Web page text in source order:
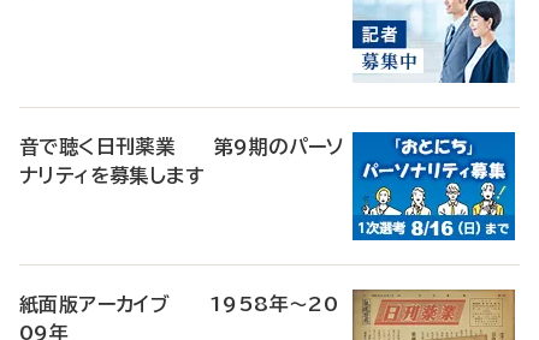
音で聴く日刊薬業 第9期のパーソ
ナリティを募集します
紙面版アーカイブ 1958年～20
09年